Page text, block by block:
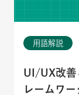
用語解説
UI/UX改善
レームワ